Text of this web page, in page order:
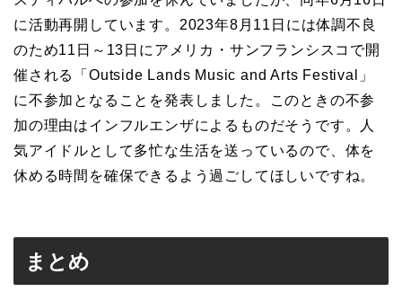
に活動再開しています。2023年8月11日には体調不良
のため11日～13日にアメリカ・サンフランシスコで開
催される「Outside Lands Music and Arts Festival」
に不参加となることを発表しました。このときの不参
加の理由はインフルエンザによるものだそうです。人
気アイドルとして多忙な生活を送っているので、体を
休める時間を確保できるよう過ごしてほしいですね。
まとめ